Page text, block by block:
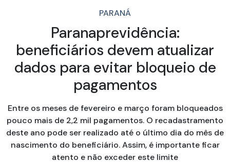
PARANÁ
Paranaprevidência:
beneficiários devem atualizar
dados para evitar bloqueio de
pagamentos
Entre os meses de fevereiro e março foram bloqueados
pouco mais de 2,2 mil pagamentos. O recadastramento
deste ano pode ser realizado até o último dia do mês de
nascimento do beneficiário. Assim, é importante ficar
atento e não exceder este limite